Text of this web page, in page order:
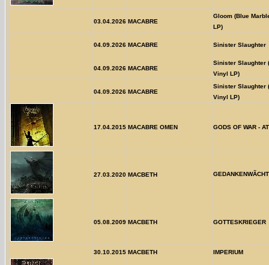
03.04.2026 MACABRE
Gloom (Blue
LP)
04.09.2026 MACABRE Sinister Slaughter
04.09.2026 MACABRE
Sinister Slaughter
Vinyl LP)
04.09.2026 MACABRE
Sinister Slaughter
Vinyl LP)
17.04.2015 MACABRE OMEN GODS OF WAR -
27.03.2020 MACBETH
05.08.2009 MACBETH GOTTESKRIEGER
30.10.2015 MACBETH IMPERIUM